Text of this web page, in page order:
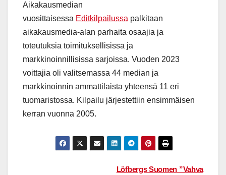
Aikakausmedian
vuosittaisessa Editkilpailussa palkitaan
aikakausmedia-alan parhaita osaajia ja
toteutuksia toimituksellisissa ja
markkinoinnillisissa sarjoissa. Vuoden 2023
voittajia oli valitsemassa 44 median ja
markkinoinnin ammattilaista yhteensä 11 eri
tuomaristossa. Kilpailu järjestettiin ensimmäisen
kerran vuonna 2005.
Löfbergs Suomen ”Vahva